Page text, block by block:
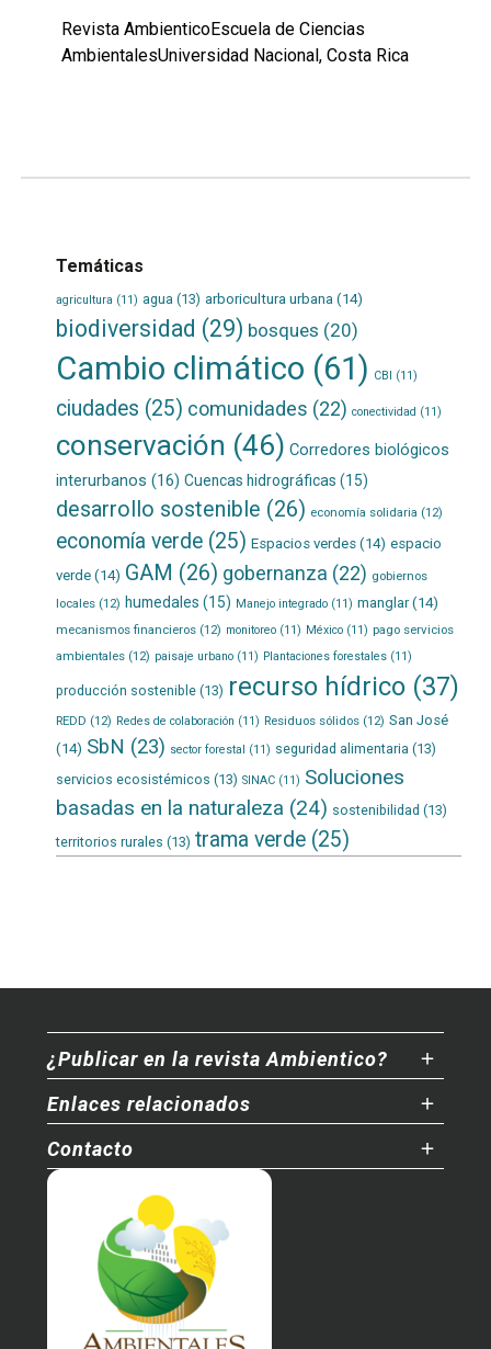
Revista AmbienticoEscuela de Ciencias
AmbientalesUniversidad Nacional, Costa Rica
Temáticas
agricultura (11) agua (13) arboricultura urbana(14)
biodiversidad (29) bosques (20)
Cambio climático (61) CBI (11)
ciudades (25) comunidades (22) conectividad (11)
conservación (46) Corredores biológicos
interurbanos (16) Cuencas hidrográficas (15)
desarrollo sostenible (26) economía solidaria (12)
economía verde(25) Espacios verdes(14) espacio
verde(14) GAM (26) gobernanza (22) gobiernos
locales(12) humedales (15) Manejo integrado(11) manglar(14)
mecanismos financieros(12) monitoreo(11) México(11) pago servicios
ambientales(12) paisaje urbano(11) Plantaciones forestales(11)
producción sostenible(13) recurso hídrico(37)
REDD (12) Redes de colaboración (11) Residuos sólidos(12) San José
(14) SbN (23) sector forestal (11) seguridad alimentaria (13)
servicios ecosistémicos (13) SINAC(11) Soluciones
basadas en la naturaleza (24) sostenibilidad (13)
territorios rurales (13) trama verde(25)
¿Publicar en la revista Ambientico?
Enlaces relacionados
Contacto